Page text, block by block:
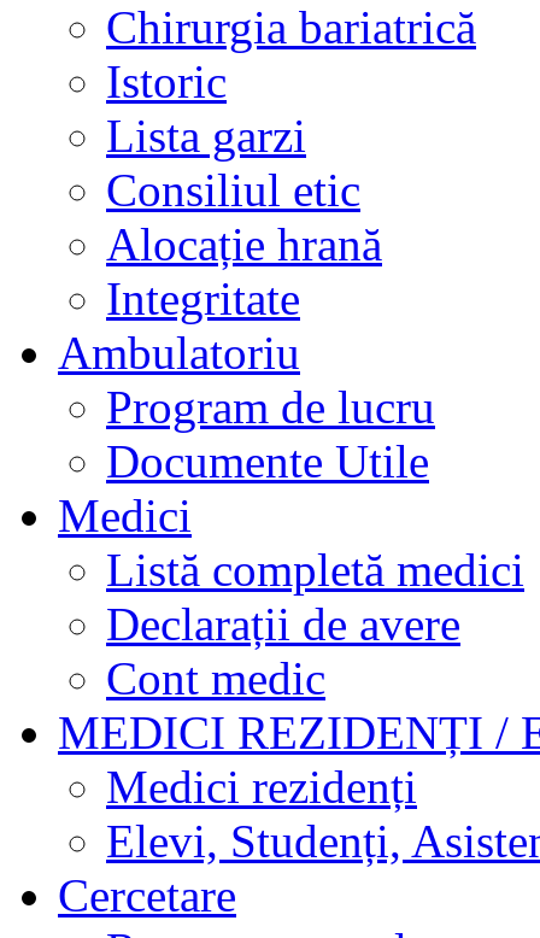
Chirurgia bariatrică
Istoric
Lista garzi
Consiliul etic
Alocație hrană
Integritate
Ambulatoriu
Program de lucru
Documente Utile
Medici
Listă completă medici
Declarații de avere
Cont medic
MEDICI REZIDENȚI /
Medici rezidenți
Elevi, Studenți,
Cercetare